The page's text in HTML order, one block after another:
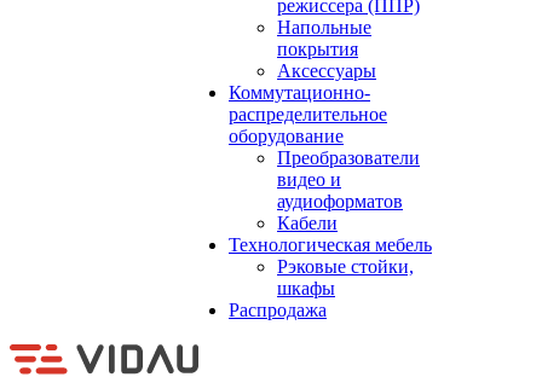
режиссера (ППР)
Напольные
покрытия
Аксессуары
Коммутационно-
распределительное
оборудование
Преобразователи
видео и
аудиоформатов
Кабели
Технологическая мебель
Рэковые стойки,
шкафы
Распродажа